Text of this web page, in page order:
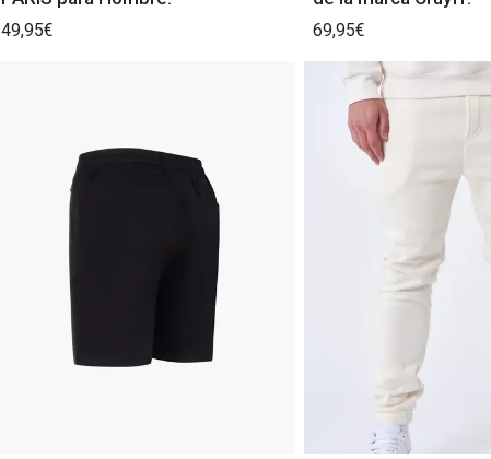
49,95€ 69,95€